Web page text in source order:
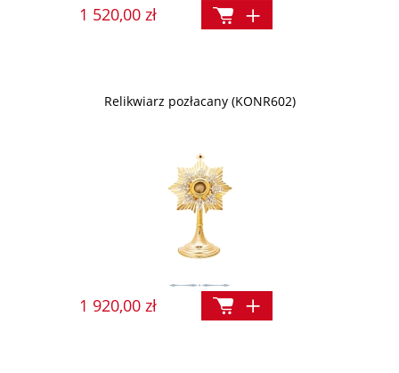
1 520,00 zł
Relikwiarz pozłacany (KONR602)
1 920,00 zł